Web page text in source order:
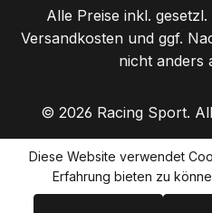
Alle Preise inkl.
Versandkostenund ggf.
nicht anders
© 2026 Racing Sport.
Diese Website verwendet
Erfahrung bieten zu